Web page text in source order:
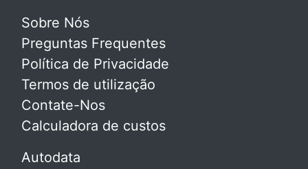
Sobre Nós
Preguntas Frequentes
Política de Privacidade
Termos de utilização
Contate-Nos
Calculadora de custos
Autodata